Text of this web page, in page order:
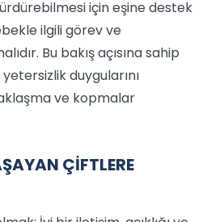
için eşine destek
ilgili görev ve
Bu bakış açısına sahip
duygularını
ve kopmalar
ÇİFTLERE